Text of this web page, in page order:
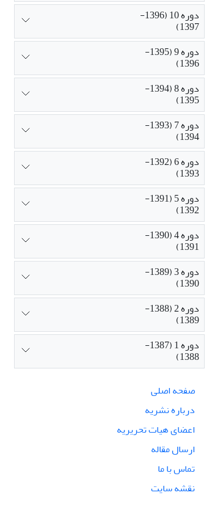
دوره 10 (1396-
1397)
دوره 9 (1395-
1396)
دوره 8 (1394-
1395)
دوره 7 (1393-
1394)
دوره 6 (1392-
1393)
دوره 5 (1391-
1392)
دوره 4 (1390-
1391)
دوره 3 (1389-
1390)
دوره 2 (1388-
1389)
دوره 1 (1387-
1388)
صفحه اصلی
درباره نشریه
اعضای هیات تحریریه
ارسال مقاله
تماس با ما
نقشه سایت